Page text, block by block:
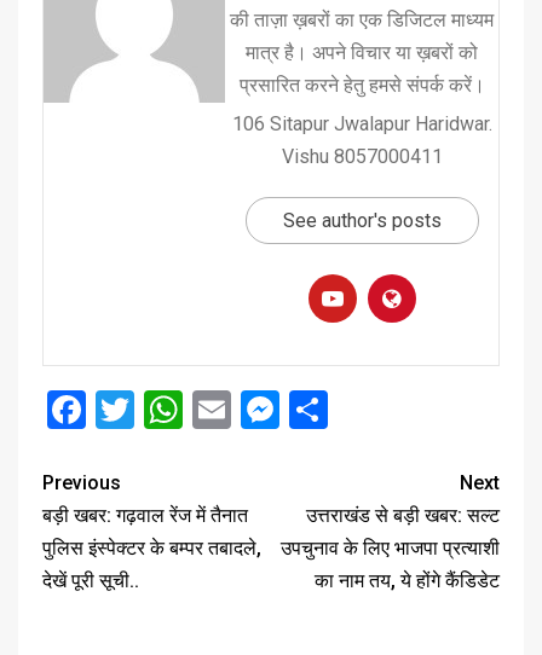
की ताज़ा ख़बरों का एक डिजिटल माध्यम
मात्र है। अपने विचार या ख़बरों को
प्रसारित करने हेतु हमसे संपर्क करें।
106 Sitapur Jwalapur Haridwar.
Vishu 8057000411
See author's posts
Facebook
Twitter
WhatsApp
EmailMessenger
Previous
बड़ी खबर: गढ़वाल रेंज में तैनात
पुलिस इंस्पेक्टर के बम्पर तबादले,
देखें पूरी सूची..
Next
उत्तराखंड से बड़ी खबर: सल्ट
उपचुनाव के लिए भाजपा प्रत्याशी
का नाम तय, ये होंगे कैंडिडेट